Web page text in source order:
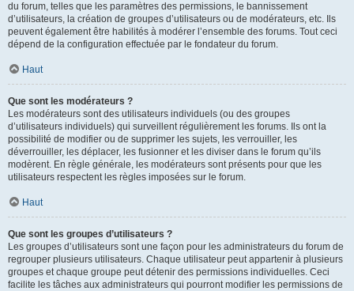
du forum, telles que les paramètres des permissions, le bannissement
d’utilisateurs, la création de groupes d’utilisateurs ou de modérateurs, etc. Ils
peuvent également être habilités à modérer l’ensemble des forums. Tout ceci
dépend de la configuration effectuée par le fondateur du forum.
Haut
Que sont les modérateurs ?
Les modérateurs sont des utilisateurs individuels (ou des groupes
d’utilisateurs individuels) qui surveillent régulièrement les forums. Ils ont la
possibilité de modifier ou de supprimer les sujets, les verrouiller, les
déverrouiller, les déplacer, les fusionner et les diviser dans le forum qu’ils
modèrent. En règle générale, les modérateurs sont présents pour que les
utilisateurs respectent les règles imposées sur le forum.
Haut
Que sont les groupes d’utilisateurs ?
Les groupes d’utilisateurs sont une façon pour les administrateurs du forum de
regrouper plusieurs utilisateurs. Chaque utilisateur peut appartenir à plusieurs
groupes et chaque groupe peut détenir des permissions individuelles. Ceci
facilite les tâches aux administrateurs qui pourront modifier les permissions de